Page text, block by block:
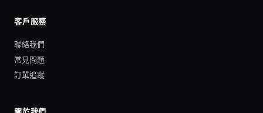
客戶服務
聯絡我們
常見問題
訂單追蹤